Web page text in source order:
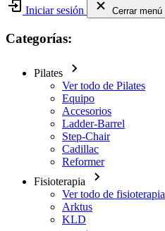
Iniciar sesión
Cerrar menú
Categorías:
Pilates
Ver todo de Pilates
Equipo
Accesorios
Ladder-Barrel
Step-Chair
Cadillac
Reformer
Fisioterapia
Ver todo de fisioterapia
Arktus
KLD